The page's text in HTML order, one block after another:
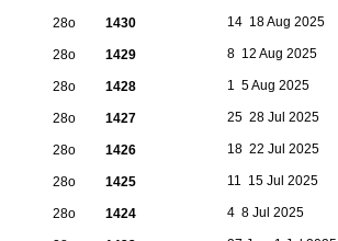
28ο 1430 14  18 Aug 2025
28ο 1429 8  12 Aug 2025
28ο 1428 1  5 Aug 2025
28ο 1427 25  28 Jul 2025
28ο 1426 18  22 Jul 2025
28ο 1425 11  15 Jul 2025
28ο 1424 4  8 Jul 2025